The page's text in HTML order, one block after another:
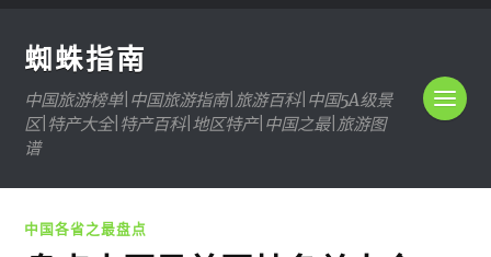
蜘蛛指南
中国旅游榜单|中国旅游指南|旅游百科|中国5A级景
区|特产大全|特产百科|地区特产|中国之最|旅游图
谱
中国各省之最盘点